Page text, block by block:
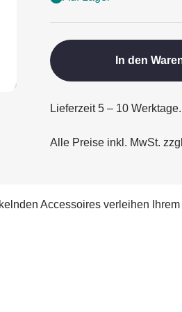
In den
Lieferzeit 5 – 10
Alle Preise inkl. MwSt.
Accessoires verleihen